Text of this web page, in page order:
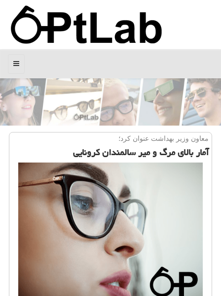
منو
معاون وزیر بهداشت عنوان كرد؛
آمار بالای مرگ و میر سالمندان كرونایی